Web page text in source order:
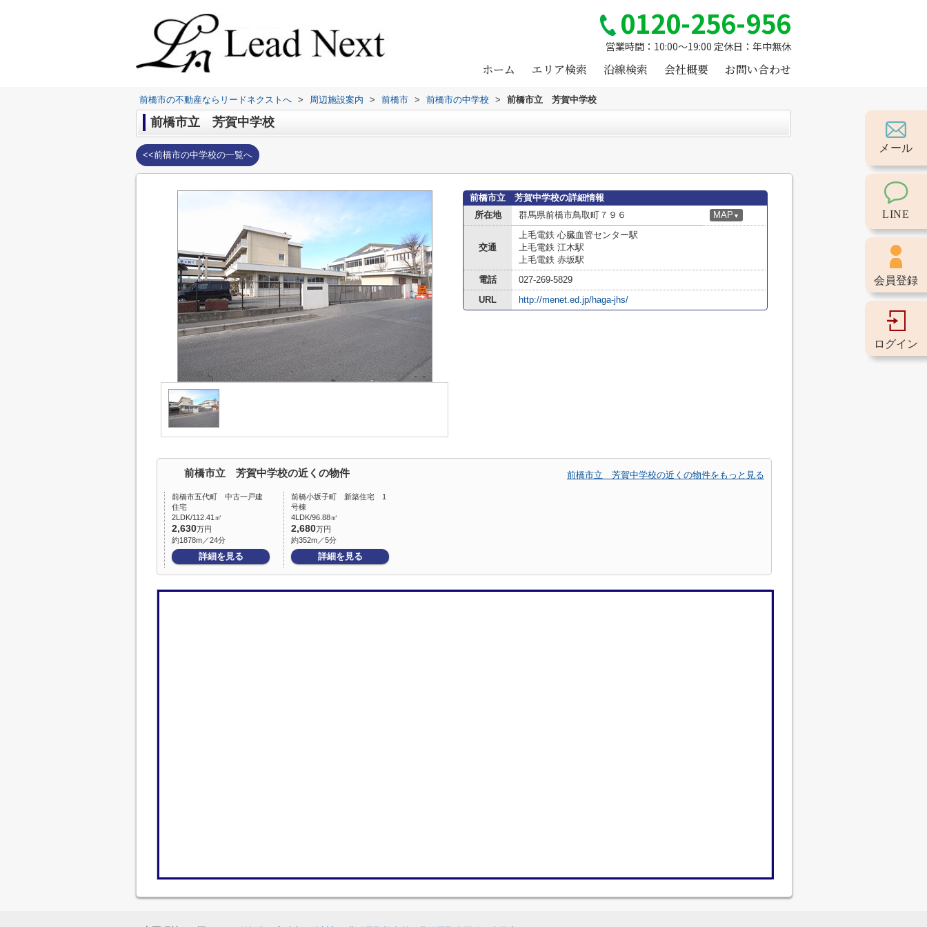
0120-256-956
営業時間：10:00～19:00 定休日：年中無休
ホーム エリア検索 沿線検索 会社概要 お問い合わせ
前橋市の不動産ならリードネクストへ > 周辺施設案内 > 前橋市 > 前橋市の中学校 > 前橋市立 芳賀中学校
前橋市立 芳賀中学校
<<前橋市の中学校の一覧へ
前橋市立 芳賀中学校の詳細情報
所在地
群馬県前橋市鳥取町７９６ MAP ▼
交通
上毛電鉄 心臓血管センター駅
上毛電鉄 江木駅
上毛電鉄 赤坂駅
電話
027-269-5829
URL
http://menet.ed.jp/haga-jhs/
前橋市立 芳賀中学校の近くの物件 前橋市立 芳賀中学校の近くの物件をもっと見る
前橋市五代町 中古一戸建
住宅
2LDK/112.41㎡
2,630万円
約1878m／24分
詳細を見る
前橋小坂子町 新築住宅 1
号棟
4LDK/96.88㎡
2,680万円
約352m／5分
詳細を見る
メール
LINE
会員登録
ログイン